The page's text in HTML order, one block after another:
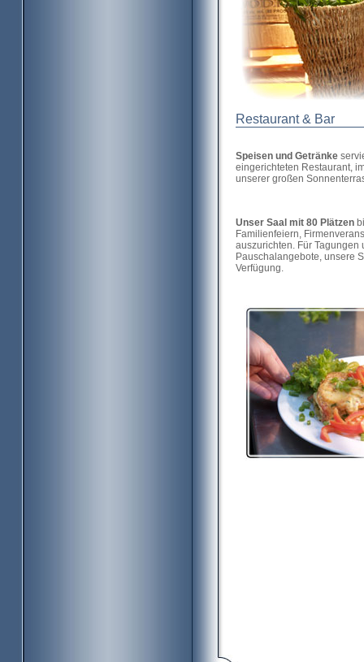
Restaurant & Bar
Speisen und Getränke
eingerichteten Restaurant,
unserer großen
Unser Saal mit 80 Plätzen
Familienfeiern,
auszurichten. Für
Pauschalangebote, unsere
Verfügung.